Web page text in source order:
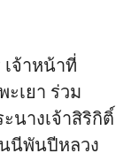
จ้าหน้าที่
เยา ร่วม
นางเจ้าสิริกิติ์
นีพันปีหลวง